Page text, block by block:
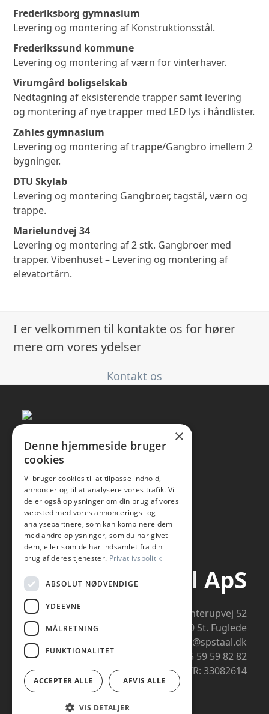
Frederiksborg gymnasium
Levering og montering af Konstruktionsstål.
Frederikssund kommune
Levering og montering af værn for vinterhaver.
Virumgård boligselskab
Nedtagning af eksisterende trapper samt levering
og montering af nye trapper med LED lys i håndlister.
Zahles gymnasium
Levering og montering af trappe/Gangbro imellem 2
bygninger.
DTU Skylab
Levering og montering Gangbroer, tagstål, værn og
trappe.
Marielundvej 34
Levering og montering af 2 stk. Gangbroer med
trapper. Vibenhuset – Levering og montering af
elevatortårn.
I er velkommen til kontakte os for hører
mere om vores ydelser
Kontakt os
SP-Staal ApS
Flinterupvej 52
4480 St. Fuglede
info@spstaal.dk
+45 59 59 82 82
CVR: 33082614
×
Denne hjemmeside bruger
cookies
Vi bruger cookies til at tilpasse indhold,
annoncer og til at analysere vores trafik. Vi
deler også oplysninger om din brug af vores
websted med vores annoncerings- og
analysepartnere, som kan kombinere dem
med andre oplysninger, som du har givet
dem, eller som de har indsamlet fra din
brug af deres tjenester. Privatlivspolitik
ABSOLUT NØDVENDIGE
YDEEVNE
MÅLRETNING
FUNKTIONALITET
ACCEPTER ALLE AFVIS ALLE
VIS DETALJER